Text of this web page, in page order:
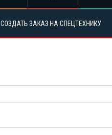
СОЗДАТЬ ЗАКАЗ НА СПЕЦТЕХНИКУ